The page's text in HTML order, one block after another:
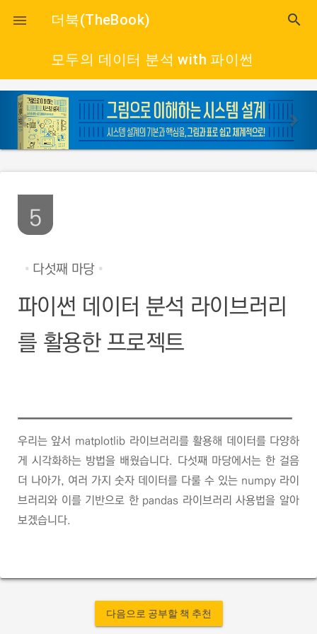
close
 더북(TheBook) search
모두의 데이터 분석 with 파이썬
p
r
e
o
u
s
n
e
x
5
• 다섯째 마당 •
파이썬 데이터 분석 라이브러리
를 활용한 프로젝트
우리는 앞서 matplotlib 라이브러리를 활용해 데이터를 다양하
게 시각화하는 방법을 배웠습니다. 다섯째 마당에서는 한 걸음
더 나아가, 여러 가지 숫자 데이터를 다룰 수 있는 numpy 라이
브러리와 이를 기반으로 한 pandas 라이브러리 사용법을 알아
보겠습니다.
다음으로 공부할 책 추천